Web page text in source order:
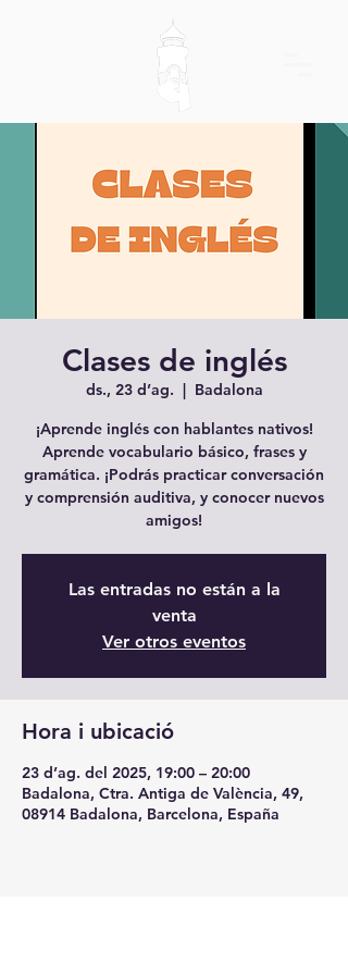
Clases de inglés
ds., 23 d’ag.
  |
Badalona
¡Aprende inglés con hablantes nativos!
Aprende vocabulario básico, frases y
gramática. ¡Podrás practicar conversación
y comprensión auditiva, y conocer nuevos
amigos!
Las entradas no están a la
venta
Ver otros eventos
Hora i ubicació
23 d’ag. del 2025, 19:00 – 20:00
Badalona, Ctra. Antiga de València, 49,
08914 Badalona, Barcelona, España